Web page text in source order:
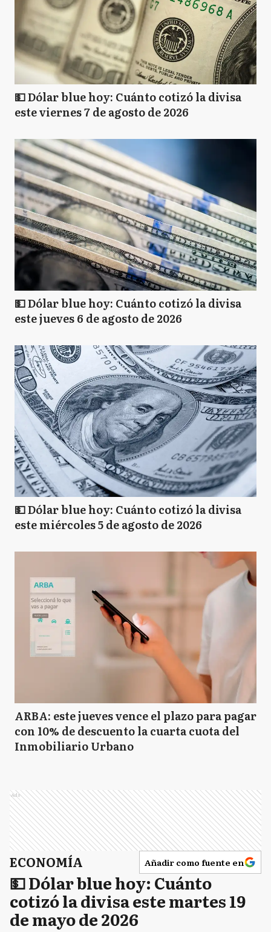
💵 Dólar blue hoy: Cuánto cotizó la divisa
este viernes 7 de agosto de 2026
💵 Dólar blue hoy: Cuánto cotizó la divisa
este jueves 6 de agosto de 2026
💵 Dólar blue hoy: Cuánto cotizó la divisa
este miércoles 5 de agosto de 2026
ARBA: este jueves vence el plazo para pagar
con 10% de descuento la cuarta cuota del
Inmobiliario Urbano
Ads
ECONOMÍA Añadir como fuente en
💵 Dólar blue hoy: Cuánto
cotizó la divisa este martes 19
de mayo de 2026